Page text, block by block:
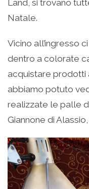
Land, si trovano
Natale.
Vicino all’ingresso
dentro a colorate
acquistare prodotti
abbiamo potuto
realizzate le palle
Giannone di